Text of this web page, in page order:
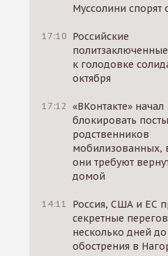
Муссолини спорят
17:10 Российские
к голодовке
октября
17:12 «ВКонтакте» начал
блокировать посты
родственников
мобилизованных,
они требуют
домой
14:11
Россия, США и ЕС
секретные
несколько дней до
обострения в